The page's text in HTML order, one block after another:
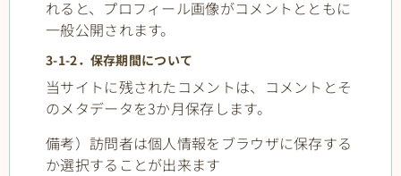
れると、プロフィール画像がコメントとともに
一般公開されます。
3-1-2．保存期間について
当サイトに残されたコメントは、コメントとそ
のメタデータを3か月保存します。
備考）訪問者は個人情報をブラウザに保存する
か選択することが出来ます